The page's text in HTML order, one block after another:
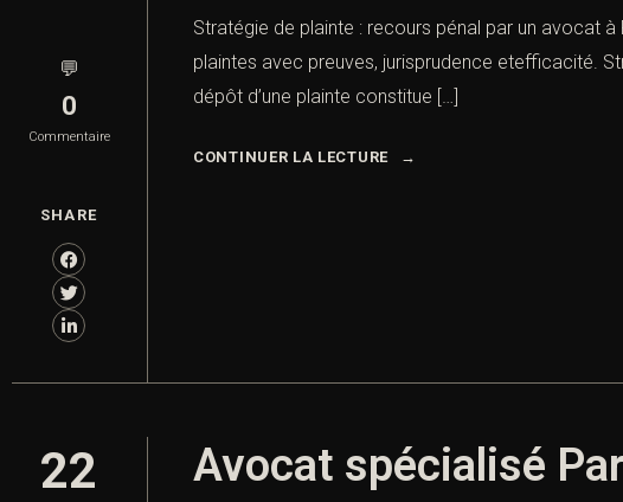
💬
0
Commentaire
SHARE
Stratégie de plainte : recours pénal par un avocat
plaintes avec preuves, jurisprudence etefficacité.
dépôt d’une plainte constitue […]
CONTINUER LA LECTURE
22 Avocat spécialisé